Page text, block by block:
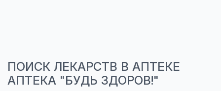
ПОИСК ЛЕКАРСТВ В АПТЕКЕ
АПТЕКА "БУДЬ ЗДОРОВ!"